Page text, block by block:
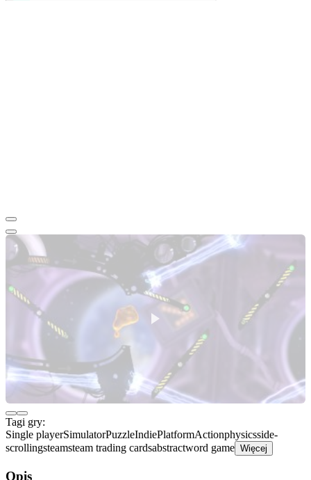
Tagi gry:
Single playerSimulatorPuzzleIndiePlatformActionphysicsside-
scrollingsteamsteam trading cardsabstractword game Więcej
Opis